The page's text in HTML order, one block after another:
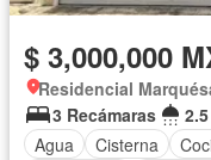
$ 3,000,000
Residencial
3 Recámaras
Agua
Cisterna